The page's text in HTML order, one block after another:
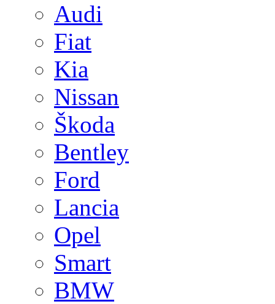
Audi
Fiat
Kia
Nissan
Škoda
Bentley
Ford
Lancia
Opel
Smart
BMW